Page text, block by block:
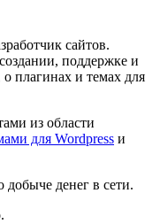
сайтов.
поддержке и
плагинах и темах для
из области
для Wordpress и
денег в сети.